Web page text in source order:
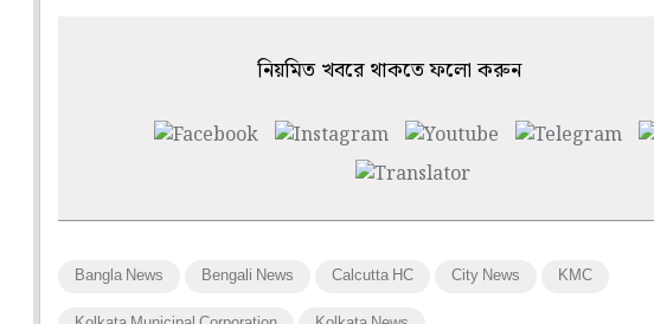
নিয়মিত খবরে থাকতে ফলো করুন
Bangla News Bengali News Calcutta HC City News KMC